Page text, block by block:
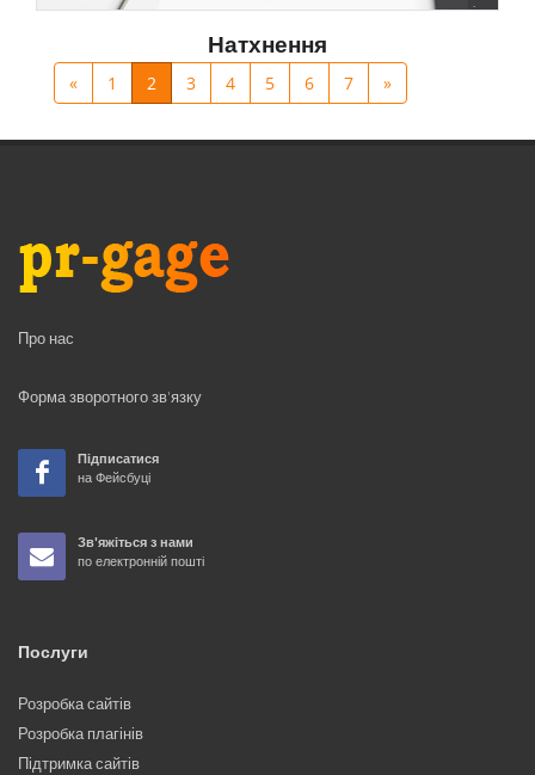
Натхнення
« 1 2 3 4 5 6 7 »
Про нас
Форма зворотного зв'язку
Підписатися
на Фейсбуці
Зв'яжіться з нами
по електронній пошті
Послуги
Розробка сайтів
Розробка плагінів
Підтримка сайтів